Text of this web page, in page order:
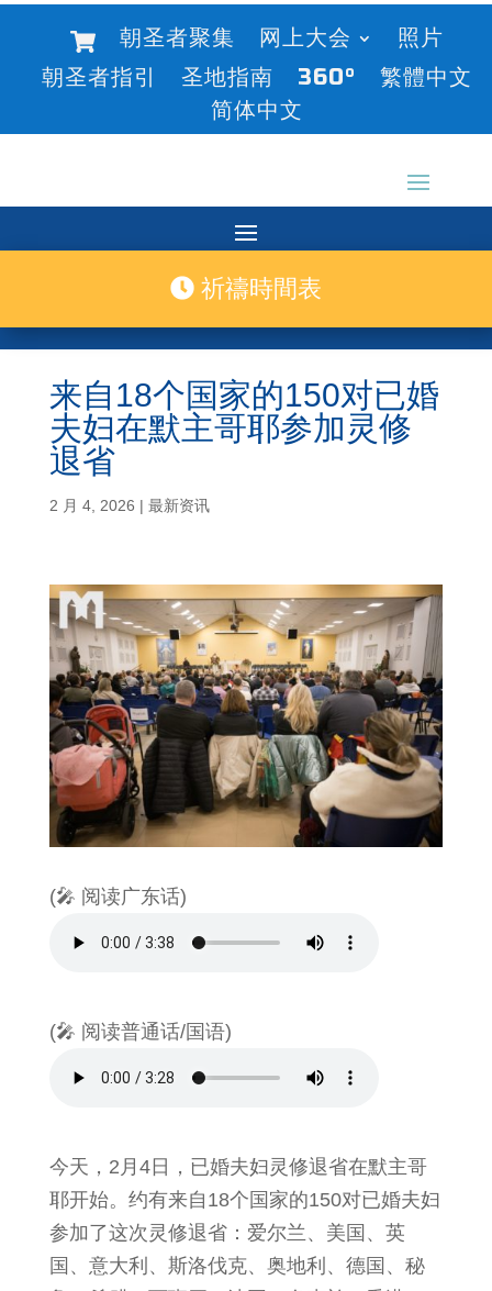
朝圣者聚集 网上大会
照片
朝圣者指引
圣地指南 360°
繁體中文
简体中文
祈禱時間表
来自18个国家的150对已婚
夫妇在默主哥耶参加灵修
退省
2 月 4, 2026 | 最新资讯
(🎤 阅读广东话)
(🎤 阅读普通话/国语)
今天，2月4日，已婚夫妇灵修退省在默主哥
耶开始。约有来自18个国家的150对已婚夫妇
参加了这次灵修退省：爱尔兰、美国、英
国、意大利、斯洛伐克、奥地利、德国、秘